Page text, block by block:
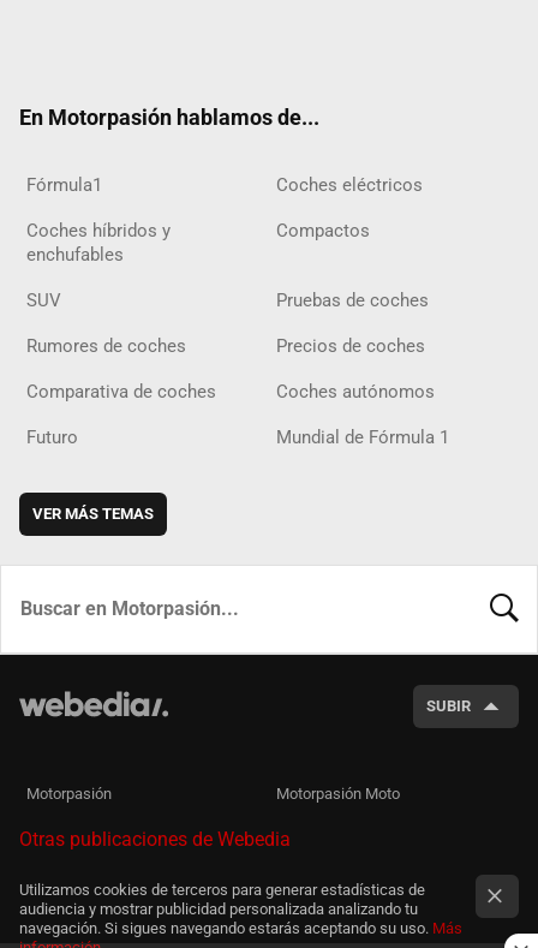
En Motorpasión hablamos de...
Fórmula1 Coches eléctricos
Coches híbridos y
enchufables
Compactos
SUV Pruebas de coches
Rumores de coches Precios de coches
Comparativa de coches Coches autónomos
Futuro Mundial de Fórmula 1
VER MÁS TEMAS
SUBIR
Motorpasión Motorpasión Moto
Otras publicaciones de Webedia
Utilizamos cookies de terceros para generar estadísticas de
audiencia y mostrar publicidad personalizada analizando tu
navegación. Si sigues navegando estarás aceptando su uso. Más